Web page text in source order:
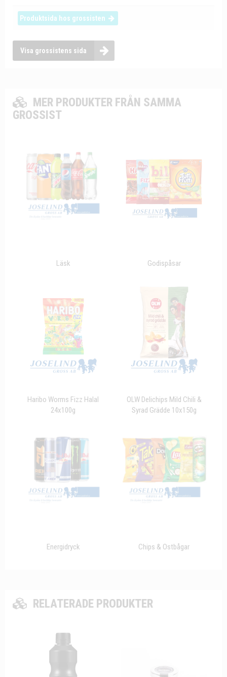
Produktsida hos grossisten
Visa grossistens sida
MER PRODUKTER FRÅN SAMMA
GROSSIST
Läsk Godispåsar
Haribo Worms Fizz Halal
24x100g
OLW Delichips Mild Chili &
Syrad Grädde 10x150g
Energidryck Chips & Ostbågar
RELATERADE PRODUKTER